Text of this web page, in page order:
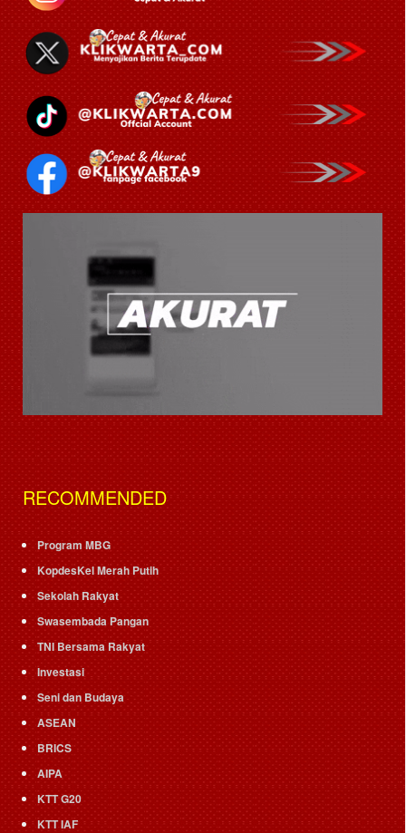
RECOMMENDED
Program MBG
KopdesKel Merah Putih
Sekolah Rakyat
Swasembada Pangan
TNI Bersama Rakyat
Investasi
Seni dan Budaya
ASEAN
BRICS
AIPA
KTT G20
KTT IAF